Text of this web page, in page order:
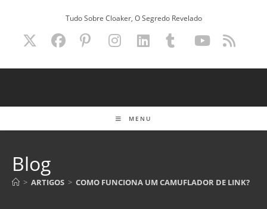
Tudo Sobre Cloaker, O Segredo Revelado
MENU
Blog
> ARTIGOS > COMO FUNCIONA UM CAMUFLADOR DE LINK?